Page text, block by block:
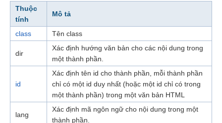
Thuộc
tính
Mô tả
class Tên class
dir
Xác định hướng văn bản cho các nội dung trong
một thành phần.
id
Xác định tên id cho thành phần, mỗi thành phần
chỉ có một id duy nhất (hoặc một id chỉ có trong
một thành phần) trong một văn bản HTML
lang
Xác định mã ngôn ngữ cho nội dung trong một
thành phần.